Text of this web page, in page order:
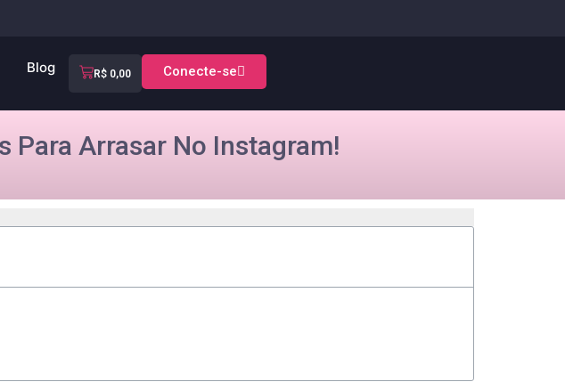
Blog R$0,00 Conecte-se
Para Arrasar No Instagram!